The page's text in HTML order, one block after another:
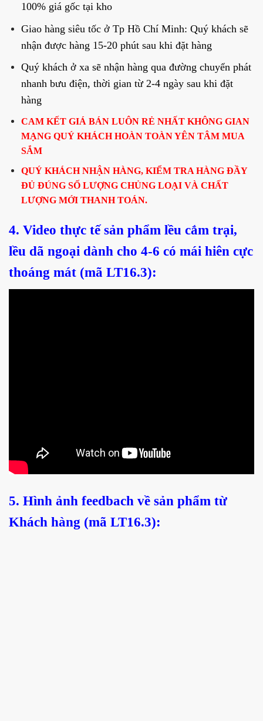
100% giá gốc tại kho
Giao hàng siêu tốc ở Tp Hồ Chí Minh: Quý khách sẽ
nhận được hàng 15-20 phút sau khi đặt hàng
Quý khách ở xa sẽ nhận hàng qua đường chuyển phát
nhanh bưu điện, thời gian từ 2-4 ngày sau khi đặt
hàng
CAM KẾT GIÁ BÁN LUÔN RẺ NHẤT KHÔNG GIAN
MẠNG QUÝ KHÁCH HOÀN TOÀN YÊN TÂM MUA
SẮM
QUÝ KHÁCH NHẬN HÀNG, KIỂM TRA HÀNG ĐẦY
ĐỦ ĐÚNG SỐ LƯỢNG CHỦNG LOẠI VÀ CHẤT
LƯỢNG MỚI THANH TOÁN.
4. Video thực tế sản phẩm lều cắm trại,
lều dã ngoại dành cho 4-6 có mái hiên cực
thoáng mát (mã LT16.3):
5. Hình ảnh feedbach về sản phẩm từ
Khách hàng (mã LT16.3):